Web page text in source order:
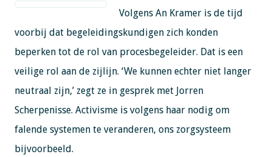
Volgens An Kramer is de tijd
voorbij dat begeleidingskundigen zich konden
beperken tot de rol van procesbegeleider. Dat is een
veilige rol aan de zijlijn. ‘We kunnen echter niet langer
neutraal zijn,’ zegt ze in gesprek met Jorren
Scherpenisse. Activisme is volgens haar nodig om
falende systemen te veranderen, ons zorgsysteem
bijvoorbeeld.